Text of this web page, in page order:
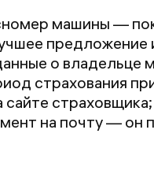
машины —
предложение
о владельце
страхования
сайте страховщика;
на почту — он